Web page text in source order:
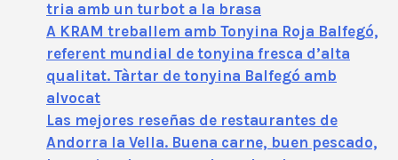
tria amb un turbot a la brasa
A KRAM treballem amb Tonyina Roja Balfegó,
referent mundial de tonyina fresca d’alta
qualitat. Tàrtar de tonyina Balfegó amb
alvocat
Las mejores reseñas de restaurantes de
Andorra la Vella. Buena carne, buen pescado,